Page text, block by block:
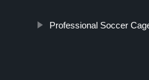
Professional Soccer